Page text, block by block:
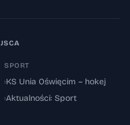
SPORT
›KS Unia Oświęcim – hokej
›Aktualności: Sport